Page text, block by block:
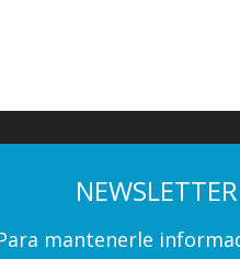
NEWSLETTER
mantenerle